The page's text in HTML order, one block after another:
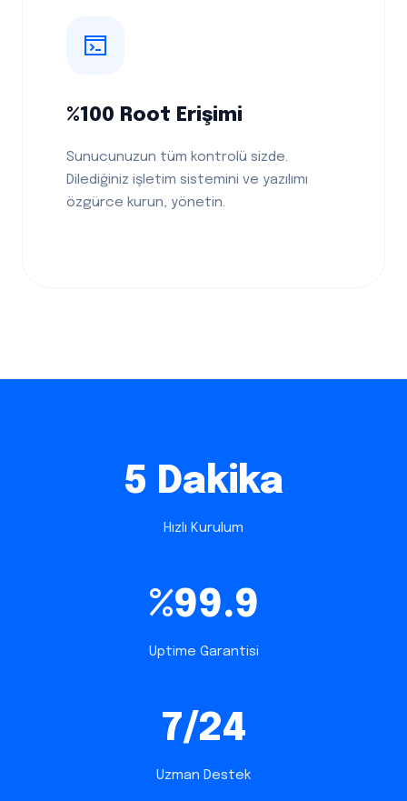
%100 Root Erişimi
Sunucunuzun tüm kontrolü sizde.
Dilediğiniz işletim sistemini ve yazılımı
özgürce kurun, yönetin.
5 Dakika
Hızlı Kurulum
%99.9
Uptime Garantisi
7/24
Uzman Destek